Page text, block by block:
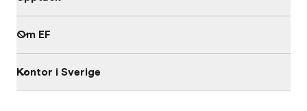
Om EF
Kontor i Sverige